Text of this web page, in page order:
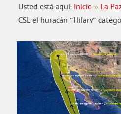
Usted está aquí: Inicio La
CSL el huracán “Hilary”